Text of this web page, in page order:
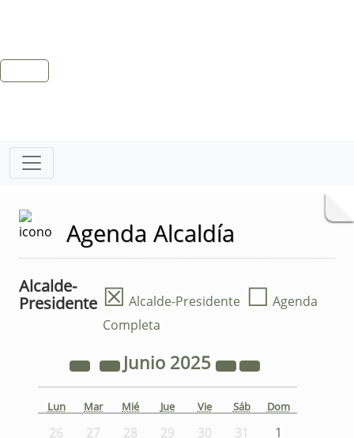
Agenda Alcaldía
Alcalde-
Presidente ☒ Alcalde-Presidente ☐ Agenda
Completa
Junio 2025
Lun Mar Mié Jue Vie Sáb Dom
26 27 28 29 30 31
1